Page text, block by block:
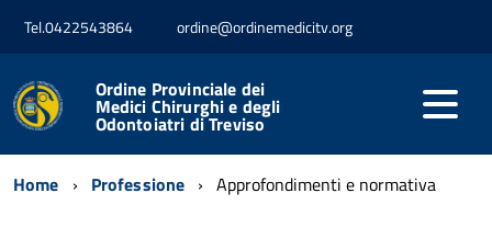
Tel.0422543864 ordine@ordinemedicitv.org
Ordine Provinciale dei
Medici Chirurghi e degli
Odontoiatri di Treviso
Home Professione Approfondimenti e normativa